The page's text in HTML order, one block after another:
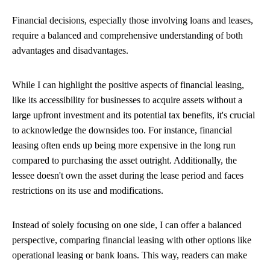
Financial decisions, especially those involving loans and leases,
require a balanced and comprehensive understanding of both
advantages and disadvantages.
While I can highlight the positive aspects of financial leasing,
like its accessibility for businesses to acquire assets without a
large upfront investment and its potential tax benefits, it's crucial
to acknowledge the downsides too. For instance, financial
leasing often ends up being more expensive in the long run
compared to purchasing the asset outright. Additionally, the
lessee doesn't own the asset during the lease period and faces
restrictions on its use and modifications.
Instead of solely focusing on one side, I can offer a balanced
perspective, comparing financial leasing with other options like
operational leasing or bank loans. This way, readers can make